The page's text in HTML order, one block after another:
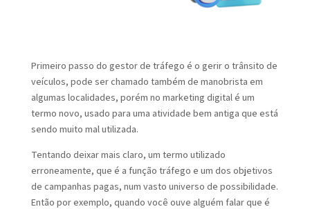
Primeiro passo do gestor de tráfego é o gerir o trânsito de
veículos, pode ser chamado também de manobrista em
algumas localidades, porém no marketing digital é um
termo novo, usado para uma atividade bem antiga que está
sendo muito mal utilizada.
Tentando deixar mais claro, um termo utilizado
erroneamente, que é a função tráfego e um dos objetivos
de campanhas pagas, num vasto universo de possibilidade.
Então por exemplo, quando você ouve alguém falar que é